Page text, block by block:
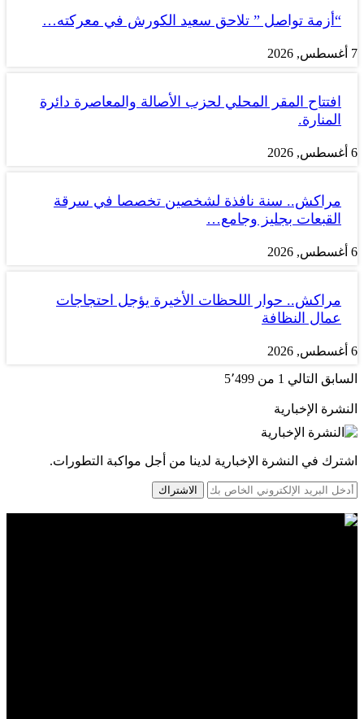
“أزمة تواصل ” تلاحق سعيد الكورش في معركته…
7 أغسطس, 2026
افتتاح المقر المحلي لحزب الأصالة والمعاصرة دائرة
المنارة.
6 أغسطس, 2026
مراكش.. سنة نافذة لشخصين تخصصا في سرقة
القبعات بجليز وجامع…
6 أغسطس, 2026
مراكش.. حوار اللحظات الأخيرة يؤجل احتجاجات
عمال النظافة
6 أغسطس, 2026
السابق التالي 1 من 5٬499
النشرة الإخبارية
اشترك في النشرة الإخبارية لدينا من أجل مواكبة التطورات.
الاشتراك